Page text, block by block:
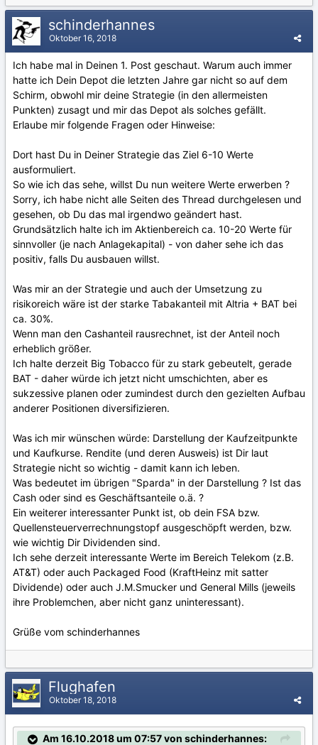
schinderhannes
Oktober 16, 2018
Ich habe mal in Deinen 1. Post geschaut. Warum auch immer
hatte ich Dein Depot die letzten Jahre gar nicht so auf dem
Schirm, obwohl mir deine Strategie (in den allermeisten
Punkten) zusagt und mir das Depot als solches gefällt.
Erlaube mir folgende Fragen oder Hinweise:
Dort hast Du in Deiner Strategie das Ziel 6-10 Werte
ausformuliert.
So wie ich das sehe, willst Du nun weitere Werte erwerben ?
Sorry, ich habe nicht alle Seiten des Thread durchgelesen und
gesehen, ob Du das mal irgendwo geändert hast.
Grundsätzlich halte ich im Aktienbereich ca. 10-20 Werte für
sinnvoller (je nach Anlagekapital) - von daher sehe ich das
positiv, falls Du ausbauen willst.
Was mir an der Strategie und auch der Umsetzung zu
risikoreich wäre ist der starke Tabakanteil mit Altria + BAT bei
ca. 30%.
Wenn man den Cashanteil rausrechnet, ist der Anteil noch
erheblich größer.
Ich halte derzeit Big Tobacco für zu stark gebeutelt, gerade
BAT - daher würde ich jetzt nicht umschichten, aber es
sukzessive planen oder zumindest durch den gezielten Aufbau
anderer Positionen diversifizieren.
Was ich mir wünschen würde: Darstellung der Kaufzeitpunkte
und Kaufkurse. Rendite (und deren Ausweis) ist Dir laut
Strategie nicht so wichtig - damit kann ich leben.
Was bedeutet im übrigen "Sparda" in der Darstellung ? Ist das
Cash oder sind es Geschäftsanteile o.ä. ?
Ein weiterer interessanter Punkt ist, ob dein FSA bzw.
Quellensteuerverrechnungstopf ausgeschöpft werden, bzw.
wie wichtig Dir Dividenden sind.
Ich sehe derzeit interessante Werte im Bereich Telekom (z.B.
AT&T) oder auch Packaged Food (KraftHeinz mit satter
Dividende) oder auch J.M.Smucker und General Mills (jeweils
ihre Problemchen, aber nicht ganz uninteressant).
Grüße vom schinderhannes
Flughafen
Oktober 18, 2018
Am 16.10.2018 um 07:57 von schinderhannes: